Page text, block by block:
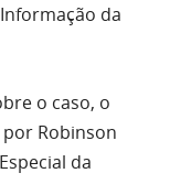
da
o caso, o
Robinson
da